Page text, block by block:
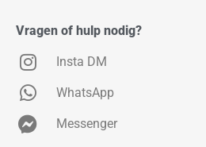
Vragen of hulp nodig?
Insta DM
WhatsApp
Messenger